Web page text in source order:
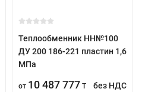
Теплообменник НН№100
ДУ 200 186-221 пластин 1,6
МПа
от 10 487 777 T без НДС